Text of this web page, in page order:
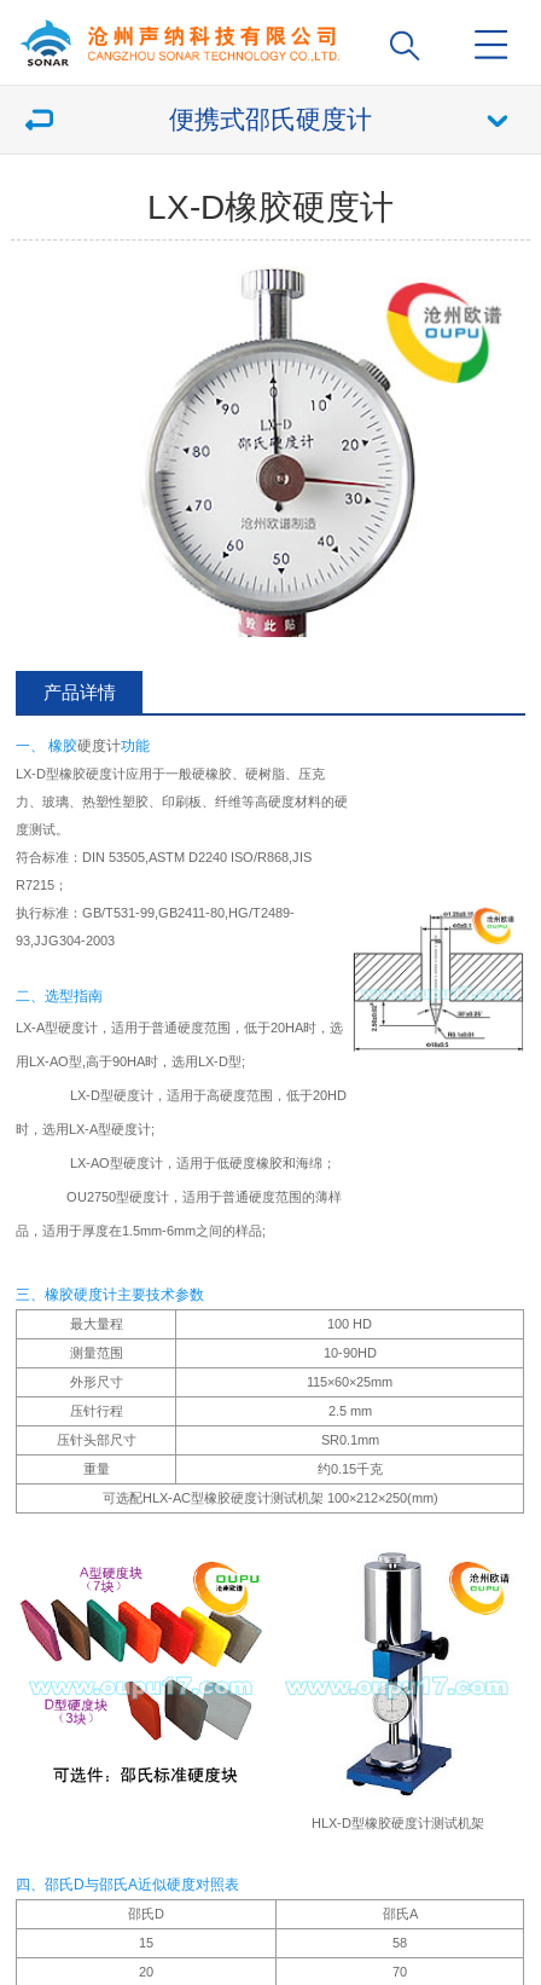
便携式邵氏硬度计
LX-D橡胶硬度计
产品详情
一、 橡胶硬度计功能
LX-D型橡胶硬度计应用于一般硬橡胶、硬树脂、压克
力、玻璃、热塑性塑胶、印刷板、纤维等高硬度材料的硬
度测试。
符合标准：DIN 53505,ASTM D2240 ISO/R868,JIS
R7215；
执行标准：GB/T531-99,GB2411-80,HG/T2489-
93,JJG304-2003
二、选型指南
LX-A型硬度计，适用于普通硬度范围，低于20HA时，选
用LX-AO型,高于90HA时，选用LX-D型;
LX-D型硬度计，适用于高硬度范围，低于20HD
时，选用LX-A型硬度计;
LX-AO型硬度计，适用于低硬度橡胶和海绵；
OU2750型硬度计，适用于普通硬度范围的薄样
品，适用于厚度在1.5mm-6mm之间的样品;
三、橡胶硬度计主要技术参数
最大量程
100 HD
测量范围
10-90HD
外形尺寸
115×60×25mm
压针行程
2.5 mm
压针头部尺寸
SR0.1mm
重量
约0.15千克
可选配HLX-AC型橡胶硬度计测试机架 100×212×250(mm)
HLX-D型橡胶硬度计测试机架
四、邵氏D与邵氏A近似硬度对照表
邵氏D
邵氏A
15
58
20
70